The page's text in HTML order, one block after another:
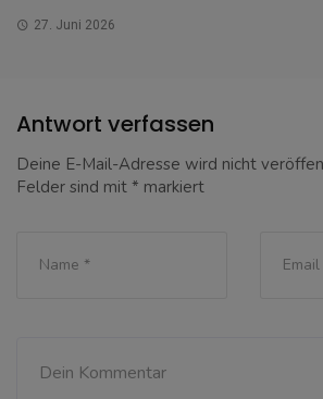
27. Juni 2026
Antwort verfassen
Deine E-Mail-Adresse wird nicht
Felder sind mit * markiert